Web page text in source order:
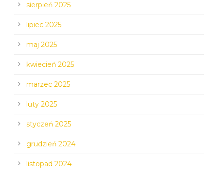
sierpień 2025
lipiec 2025
maj 2025
kwiecień 2025
marzec 2025
luty 2025
styczeń 2025
grudzień 2024
listopad 2024